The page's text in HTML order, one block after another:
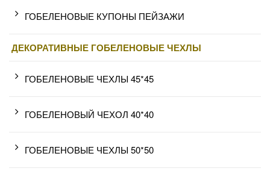
ГОБЕЛЕНОВЫЕ КУПОНЫ ПЕЙЗАЖИ
ДЕКОРАТИВНЫЕ ГОБЕЛЕНОВЫЕ ЧЕХЛЫ
ГОБЕЛЕНОВЫЕ ЧЕХЛЫ 45*45
ГОБЕЛЕНОВЫЙ ЧЕХОЛ 40*40
ГОБЕЛЕНОВЫЕ ЧЕХЛЫ 50*50